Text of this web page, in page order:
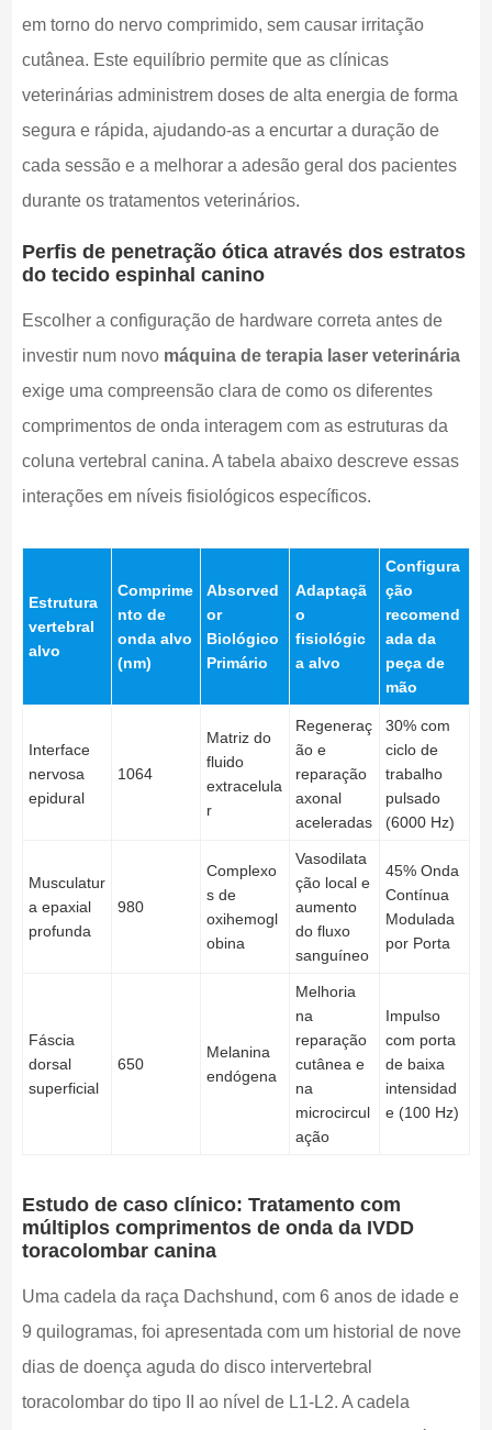
em torno do nervo comprimido, sem causar irritação
cutânea. Este equilíbrio permite que as clínicas
veterinárias administrem doses de alta energia de forma
segura e rápida, ajudando-as a encurtar a duração de
cada sessão e a melhorar a adesão geral dos pacientes
durante os tratamentos veterinários.
Perfis de penetração ótica através dos estratos
do tecido espinhal canino
Escolher a configuração de hardware correta antes de
investir num novo máquina de terapia laser veterinária
exige uma compreensão clara de como os diferentes
comprimentos de onda interagem com as estruturas da
coluna vertebral canina. A tabela abaixo descreve essas
interações em níveis fisiológicos específicos.
Estrutura
vertebral
alvo
Comprime
nto de
onda alvo
(nm)
Absorved
or
Biológico
Primário
Adaptaçã
o
fisiológic
a alvo
Configura
ção
recomend
ada da
peça de
mão
Interface
nervosa
epidural
1064
Matriz do
fluido
extracelula
r
Regeneraç
ão e
reparação
axonal
aceleradas
30% com
ciclo de
trabalho
pulsado
(6000 Hz)
Musculatur
a epaxial
profunda
980
Complexo
s de
oxihemogl
obina
Vasodilata
ção local e
aumento
do fluxo
sanguíneo
45% Onda
Contínua
Modulada
por Porta
Fáscia
dorsal
superficial
650
Melanina
endógena
Melhoria
na
reparação
cutânea e
na
microcircul
ação
Impulso
com porta
de baixa
intensidad
e (100 Hz)
Estudo de caso clínico: Tratamento com
múltiplos comprimentos de onda da IVDD
toracolombar canina
Uma cadela da raça Dachshund, com 6 anos de idade e
9 quilogramas, foi apresentada com um historial de nove
dias de doença aguda do disco intervertebral
toracolombar do tipo II ao nível de L1-L2. A cadela